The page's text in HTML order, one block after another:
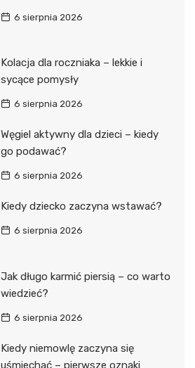
6 sierpnia 2026
Kolacja dla roczniaka – lekkie i
sycące pomysły
6 sierpnia 2026
Węgiel aktywny dla dzieci – kiedy
go podawać?
6 sierpnia 2026
Kiedy dziecko zaczyna wstawać?
6 sierpnia 2026
Jak długo karmić piersią – co warto
wiedzieć?
6 sierpnia 2026
Kiedy niemowlę zaczyna się
uśmiechać – pierwsze oznaki